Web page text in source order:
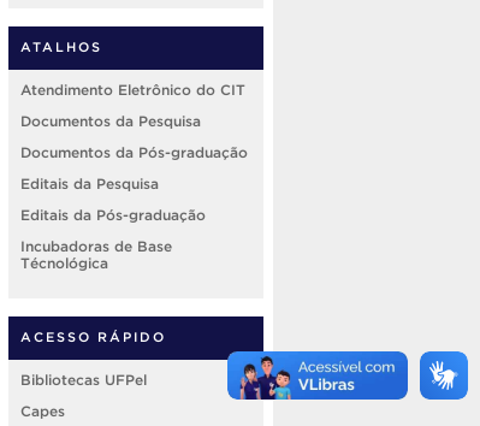
ATALHOS
Atendimento Eletrônico do CIT
Documentos da Pesquisa
Documentos da Pós-graduação
Editais da Pesquisa
Editais da Pós-graduação
Incubadoras de Base
Técnológica
ACESSO RÁPIDO
Bibliotecas UFPel
Capes